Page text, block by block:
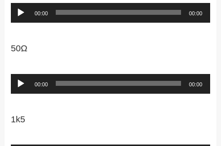
音
ー
ヤ
00:00 00:00
50Ω
音
声
00:00 00:00
1k5